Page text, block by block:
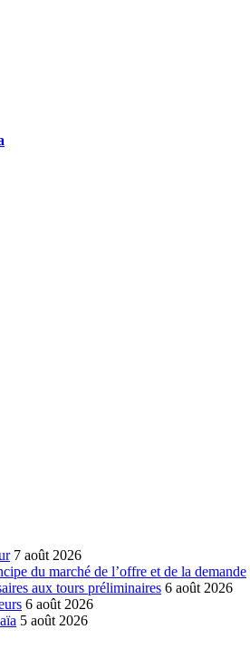
7 août 2026
du marché de l’offre et de la demande
aux tours préliminaires 6 août 2026
6 août 2026
5 août 2026